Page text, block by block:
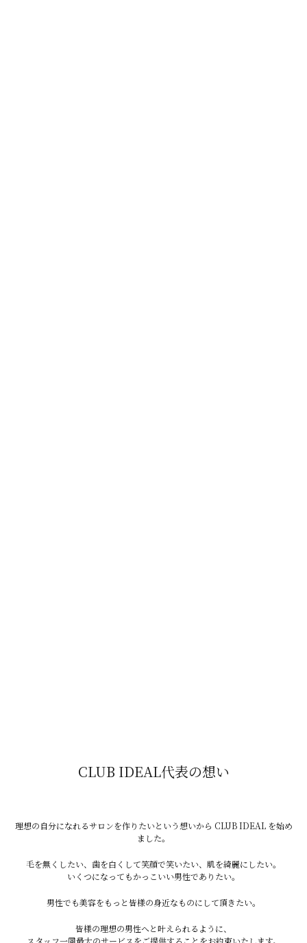
CLUB IDEAL代表の想い
理想の自分になれるサロンを作りたいという想いから CLUB IDEAL を始め
ました。
毛を無くしたい、歯を白くして笑顔で笑いたい、肌を綺麗にしたい。
いくつになってもかっこいい男性でありたい。
男性でも美容をもっと皆様の身近なものにして頂きたい。
皆様の理想の男性へと叶えられるように、